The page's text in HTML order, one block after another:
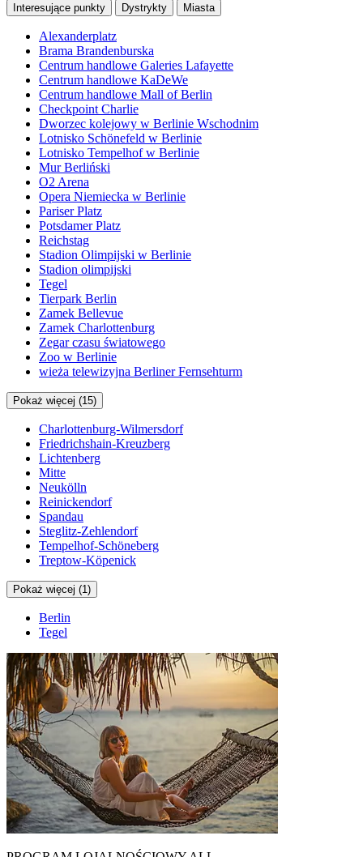
Interesujące punkty Dystrykty Miasta
Alexanderplatz
Brama Brandenburska
Centrum handlowe Galeries Lafayette
Centrum handlowe KaDeWe
Centrum handlowe Mall of Berlin
Checkpoint Charlie
Dworzec kolejowy w Berlinie Wschodnim
Lotnisko Schönefeld w Berlinie
Lotnisko Tempelhof w Berlinie
Mur Berliński
O2 Arena
Opera Niemiecka w Berlinie
Pariser Platz
Potsdamer Platz
Reichstag
Stadion Olimpijski w Berlinie
Stadion olimpijski
Tegel
Tierpark Berlin
Zamek Bellevue
Zamek Charlottenburg
Zegar czasu światowego
Zoo w Berlinie
wieża telewizyjna Berliner Fernsehturm
Pokaż więcej (15)
Charlottenburg-Wilmersdorf
Friedrichshain-Kreuzberg
Lichtenberg
Mitte
Neukölln
Reinickendorf
Spandau
Steglitz-Zehlendorf
Tempelhof-Schöneberg
Treptow-Köpenick
Pokaż więcej (1)
Berlin
Tegel